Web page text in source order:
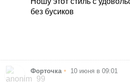
без бусиков
Форточка • 10 июня в 09:01